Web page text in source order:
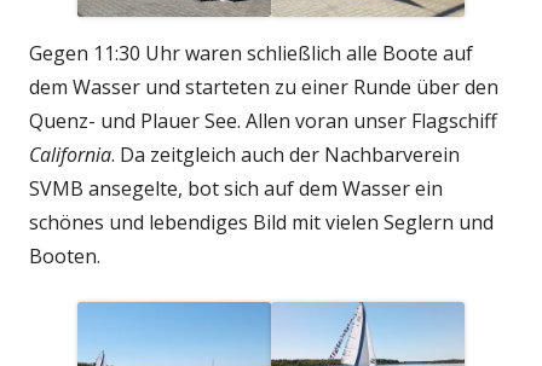
Gegen 11:30 Uhr waren schließlich alle Boote auf
dem Wasser und starteten zu einer Runde über den
Quenz- und Plauer See. Allen voran unser Flagschiff
California. Da zeitgleich auch der Nachbarverein
SVMB ansegelte, bot sich auf dem Wasser ein
schönes und lebendiges Bild mit vielen Seglern und
Booten.